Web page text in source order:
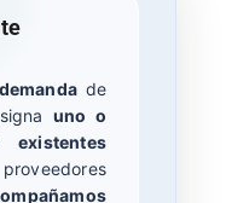
de
uno o